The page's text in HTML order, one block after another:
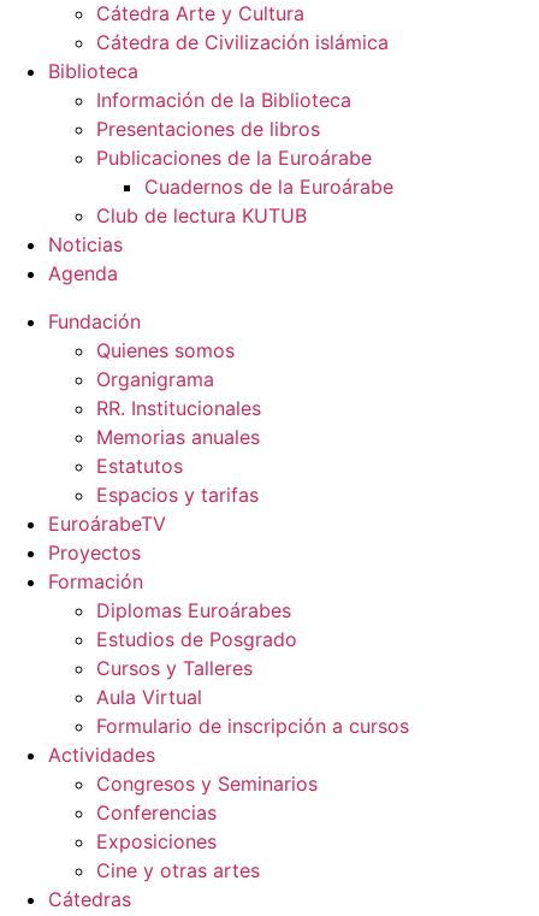
Cátedra Arte y Cultura
Cátedra de Civilización islámica
Biblioteca
Información de la Biblioteca
Presentaciones de libros
Publicaciones de la Euroárabe
Cuadernos de la Euroárabe
Club de lectura KUTUB
Noticias
Agenda
Fundación
Quienes somos
Organigrama
RR. Institucionales
Memorias anuales
Estatutos
Espacios y tarifas
EuroárabeTV
Proyectos
Formación
Diplomas Euroárabes
Estudios de Posgrado
Cursos y Talleres
Aula Virtual
Formulario de inscripción a cursos
Actividades
Congresos y Seminarios
Conferencias
Exposiciones
Cine y otras artes
Cátedras